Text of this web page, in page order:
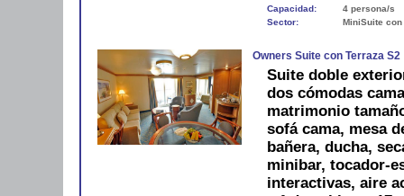
Capacidad:
4 persona/s
Sector:
MiniSuite
Owners Suite con Terraza S2
Suite doble
dos cómodas
matrimonio
sofá cama, mesa
bañera, ducha,
minibar, tocador-
interactivas, aire